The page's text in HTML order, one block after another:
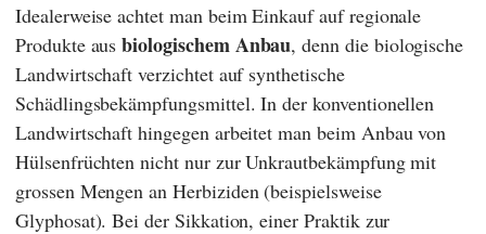
Idealerweise achtet man beim Einkauf auf regionale
Produkte ausbiologischem Anbau, denn die biologische
Landwirtschaft verzichtet auf synthetische
Schädlingsbekämpfungsmittel. In der konventionellen
Landwirtschaft hingegen arbeitet man beim Anbau von
Hülsenfrüchten nicht nur zur Unkrautbekämpfung mit
grossen Mengen an Herbiziden (beispielsweise
Glyphosat). Bei der Sikkation, einer Praktik zur